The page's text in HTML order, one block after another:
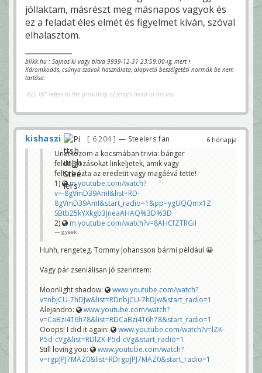
jóllaktam, másrészt meg másnapos vagyok és
ez a feladat éles elmét és figyelmet kíván, szóval
elhalasztom.
blikk.hu : Sajnos ki vagy tiltva 9999-12-31 23:59:00-ig, mert •
Káromkodás, csúnya szavak használata, alapvető beszélgetési normák be nem
tartása.
"ALL IN" refers to the proximity of Jerry's head to his ass
6 hónapja
kishaszi 6 204 — Steelers fan
Unatkozom a kocsmában trivia: bánger
feldolgozásokat linkeljetek, amik vagy
felturbózta az eredetit vagy magáévá tette!
1)
m.youtube.com/watch?
v=-8gVmD39AmI&list=RD-
8gVmD39AmI&start_radio=1&pp=ygUQQmx1Z
SBtb25kYXkgb3JneaAHAQ%3D%3D
2)
m.youtube.com/watch?v=8AHCfZTRGiI
gyeek
Huhh, rengeteg. Tommy Johansson bármi például 😀
Vagy pár zseniálisan jó szerintem:
Moonlight shadow:
www.youtube.com/watch?
v=nbjCU-7hDJw&list=RDnbjCU-7hDJw&start_radio=1
Alejandro:
www.youtube.com/watch?
v=CaBzi4T6h78&list=RDCaBzi4T6h78&start_radio=1
Ooops! I did it again:
www.youtube.com/watch?v=lZK-
P5d-cVg&list=RDlZK-P5d-cVg&start_radio=1
Still loving you:
www.youtube.com/watch?
v=rgpJPJ7MAZ0&list=RDrgpJPJ7MAZ0&start_radio=1